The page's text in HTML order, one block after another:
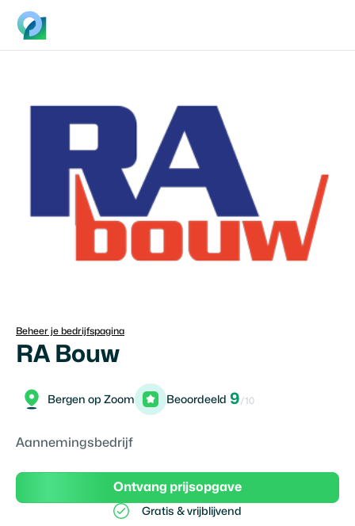
Beheer je bedrijfspagina
RA Bouw
Bergen op Zoom Beoordeeld 9/10
Aannemingsbedrijf
Ontvang prijsopgave
Gratis & vrijblijvend